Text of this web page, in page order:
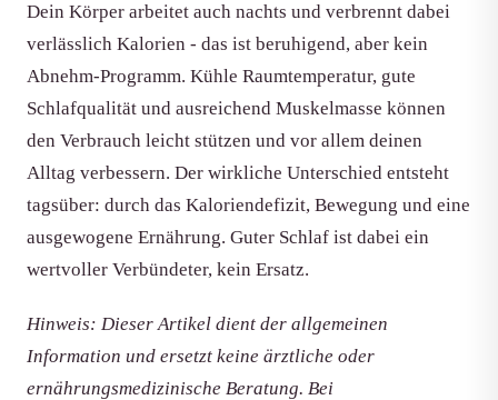
Dein Körper arbeitet auch nachts und verbrennt dabei
verlässlich Kalorien - das ist beruhigend, aber kein
Abnehm-Programm. Kühle Raumtemperatur, gute
Schlafqualität und ausreichend Muskelmasse können
den Verbrauch leicht stützen und vor allem deinen
Alltag verbessern. Der wirkliche Unterschied entsteht
tagsüber: durch das Kaloriendefizit, Bewegung und eine
ausgewogene Ernährung. Guter Schlaf ist dabei ein
wertvoller Verbündeter, kein Ersatz.
Hinweis: Dieser Artikel dient der allgemeinen
Information und ersetzt keine ärztliche oder
ernährungsmedizinische Beratung. Bei